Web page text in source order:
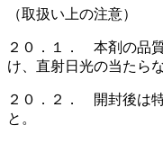
（取扱い上の注意）
２０．１． 本剤の品
け、直射日光の当たら
２０．２． 開封後は
と。